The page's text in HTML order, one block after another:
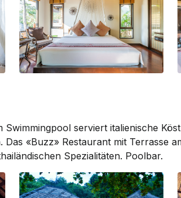
Swim­ming­pool serviert italienische
«Buzz» Restaurant mit Terrasse
Spezialitäten. Pool­bar.